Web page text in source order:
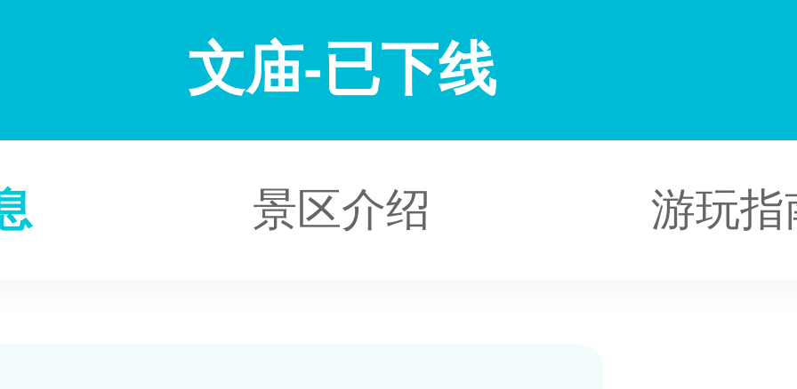
文庙-已下线
景区介绍 游玩指